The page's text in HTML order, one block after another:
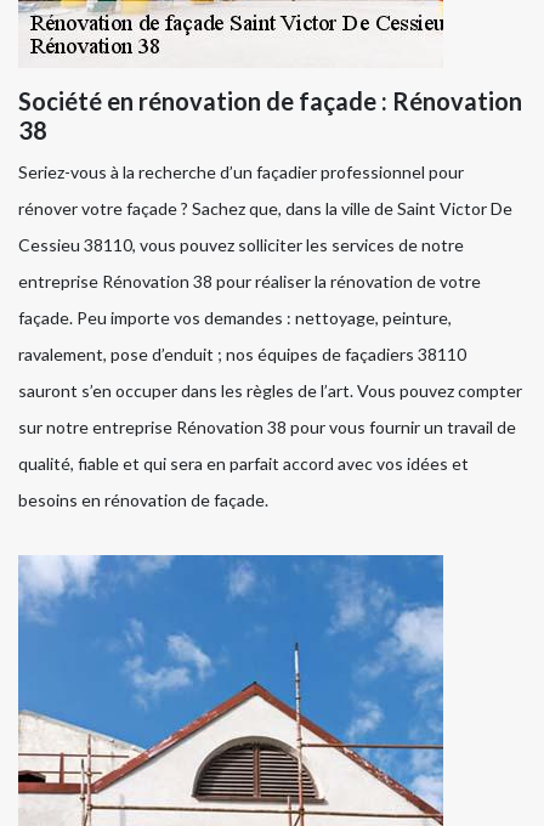
Société en rénovation de façade : Rénovation
38
Seriez-vous à la recherche d’un façadier professionnel pour
rénover votre façade ? Sachez que, dans la ville de Saint Victor De
Cessieu 38110, vous pouvez solliciter les services de notre
entreprise Rénovation 38 pour réaliser la rénovation de votre
façade. Peu importe vos demandes : nettoyage, peinture,
ravalement, pose d’enduit ; nos équipes de façadiers 38110
sauront s’en occuper dans les règles de l’art. Vous pouvez compter
sur notre entreprise Rénovation 38 pour vous fournir un travail de
qualité, fiable et qui sera en parfait accord avec vos idées et
besoins en rénovation de façade.